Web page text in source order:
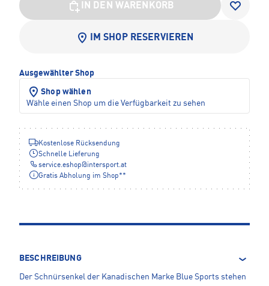
IN DEN WARENKORB
IM SHOP RESERVIEREN
Ausgewählter Shop
Shop wählen
Wähle einen Shop um die Verfügbarkeit zu sehen
Kostenlose Rücksendung
Schnelle Lieferung
service.eshop@intersport.at
Gratis Abholung im Shop**
BESCHREIBUNG
Der Schnürsenkel der Kanadischen Marke Blue Sports stehen